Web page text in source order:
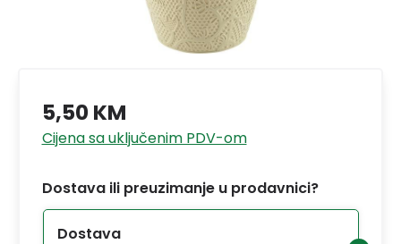
5,50 KM
Cijena sa uključenim PDV-om
Dostava ili preuzimanje u prodavnici?
Dostava